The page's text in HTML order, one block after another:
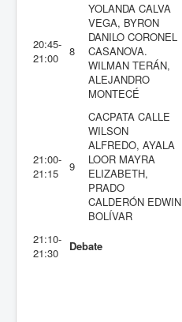
20:45-
21:00
8
YOLANDA CALVA
VEGA, BYRON
DANILO CORONEL
CASANOVA.
WILMAN TERÁN,
ALEJANDRO
MONTECÉ
21:00-
21:15
9
CACPATA CALLE
WILSON
ALFREDO, AYALA
LOOR MAYRA
ELIZABETH,
PRADO
CALDERÓN EDWIN
BOLÍVAR
21:10-
21:30
Debate